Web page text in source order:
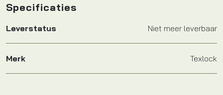
Specificaties
Leverstatus Niet meer leverbaar
Merk Texlock